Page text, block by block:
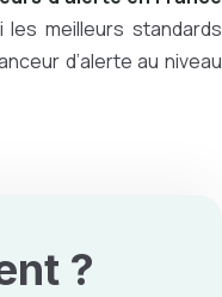
meilleurs standards
d’alerte au niveau
?